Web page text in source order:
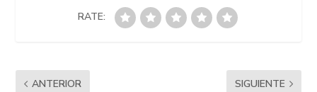
RATE:
ANTERIOR SIGUIENTE